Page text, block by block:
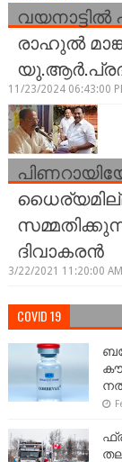
വയനാട്ടിൽ
രാഹുൽ
11/23/2024 06:43:00
ദിവാകരന്‍
3/22/2021 11:20:00 AM
COVID 19